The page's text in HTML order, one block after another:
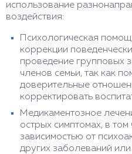
использование
воздействия:
Психологическая
коррекции
проведение групповых
членов семьи, так как
доверительные
корректировать
Медикаментозное
острых симптомах, в
зависимостью от
других заболеваний